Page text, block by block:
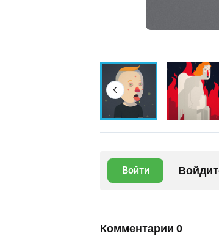
Войти
Комментарии 0